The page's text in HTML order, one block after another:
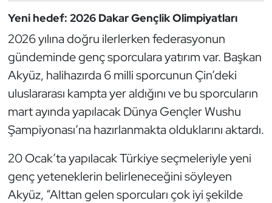
Yeni hedef: 2026 Dakar Gençlik Olimpiyatları
2026 yılına doğru ilerlerken federasyonun
gündeminde genç sporculara yatırım var. Başkan
Akyüz, halihazırda 6 milli sporcunun Çin’deki
uluslararası kampta yer aldığını ve bu sporcuların
mart ayında yapılacak Dünya Gençler Wushu
Şampiyonası’na hazırlanmakta olduklarını aktardı.
20 Ocak’ta yapılacak Türkiye seçmeleriyle yeni
genç yeteneklerin belirleneceğini söyleyen
Akyüz, “Alttan gelen sporcuları çok iyi şekilde
Triatlon
Voleybol
Vücut Geliştirme Fitness
Wushu Kungfu
Yüzme